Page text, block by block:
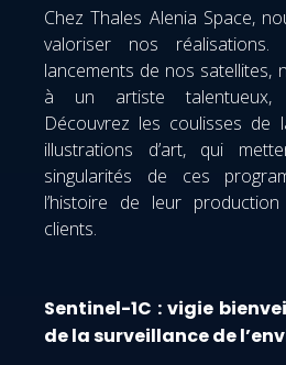
Chez Thales Alenia Space,
valoriser nos
lancements de nos satellites,
à un artiste talentueux,
Découvrez les coulisses de
illustrations d’art, qui
singularités de ces
l’histoire de leur
clients.
Sentinel-1C : vigie
de la surveillance de